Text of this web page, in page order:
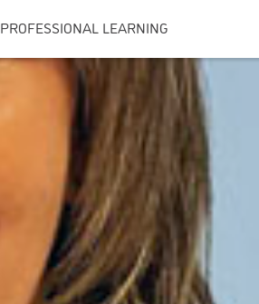
PROFESSIONAL LEARNING